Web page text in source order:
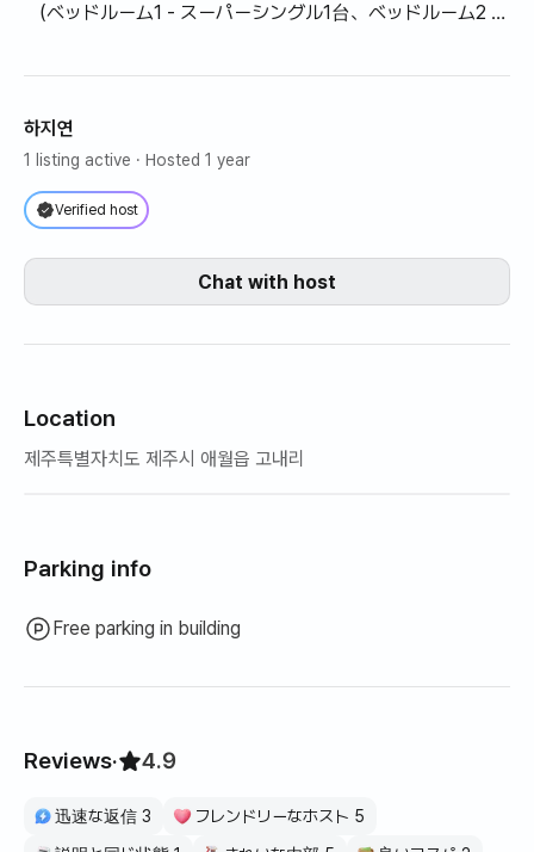
（ベッドルーム1 - スーパーシングル1台、ベッドルーム2 -
コン）/トイレ1（ビデ設置）/洗濯室（洗濯機、ミニ乾燥
하지연
1 listing active · Hosted 1 year
Verified host
Chat with host
Location
제주특별자치도 제주시 애월읍 고내리
Parking info
Free parking in building
Reviews· 4.9
迅速な返信 3
フレンドリーなホスト 5